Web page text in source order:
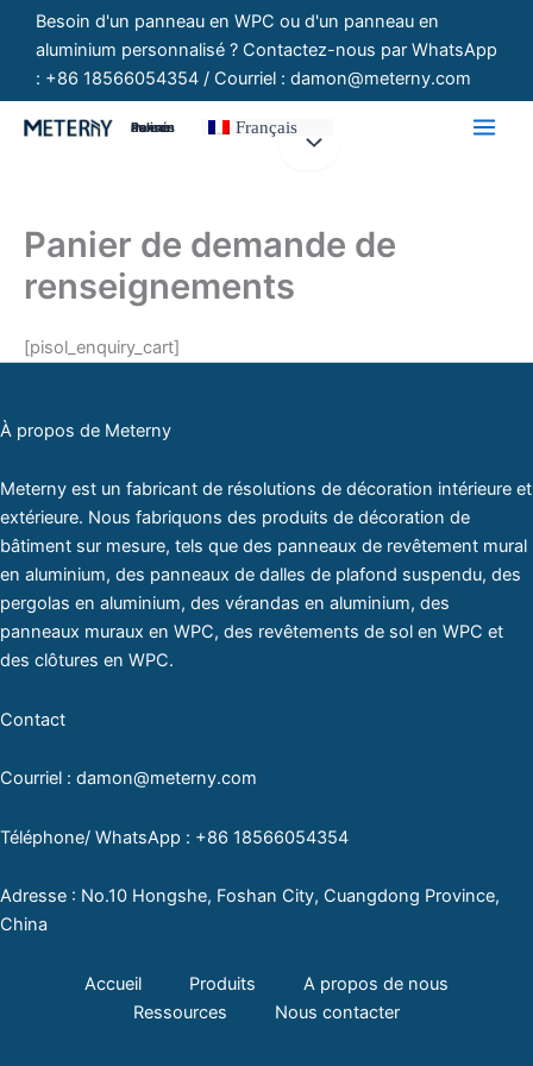
contenu
Besoin d'un panneau en WPC ou d'un panneau en
aluminium personnalisé ? Contactez-nous par WhatsApp
: +86 18566054354 / Courriel : damon@meterny.com
Panneaux Personnalisés Français
Panier de demande de
renseignements
[pisol_enquiry_cart]
À propos de Meterny
Meterny est un fabricant de résolutions de décoration intérieure et
extérieure. Nous fabriquons des produits de décoration de
bâtiment sur mesure, tels que des panneaux de revêtement mural
en aluminium, des panneaux de dalles de plafond suspendu, des
pergolas en aluminium, des vérandas en aluminium, des
panneaux muraux en WPC, des revêtements de sol en WPC et
des clôtures en WPC.
Contact
Courriel : damon@meterny.com
Téléphone/ WhatsApp : +86 18566054354
Adresse : No.10 Hongshe, Foshan City, Cuangdong Province,
China
Accueil Produits
A propos de nous
Ressources
Nous contacter